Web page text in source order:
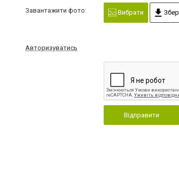
Завантажити фото: Вибрати
Авторизуватись
Відправити